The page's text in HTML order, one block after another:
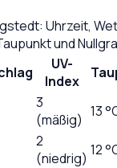
: Uhrzeit,
und
UV-
Index
3
(mäßig) 13
2
(niedrig) 12